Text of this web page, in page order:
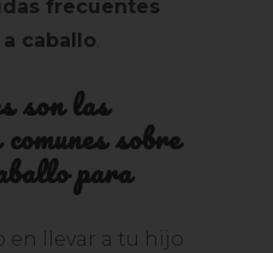
frecuentes
caballo
son las
sobre
para
en llevar a tu hijo